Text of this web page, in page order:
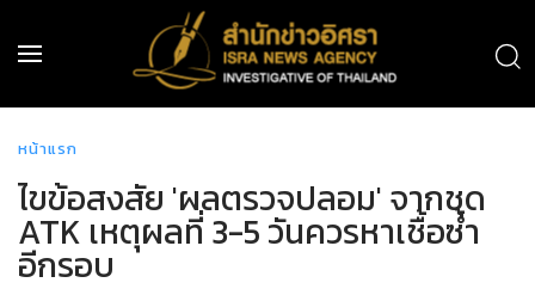
หน้าแรก
ไขข้อสงสัย 'ผลตรวจปลอม' จากชุด
ATK เหตุผลที่ 3-5 วันควรหาเชื้อซ้ำ
อีกรอบ